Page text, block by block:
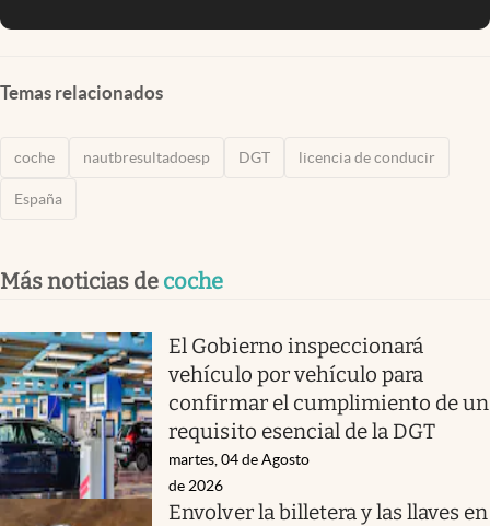
Temas relacionados
coche nautbresultadoesp DGT licencia de conducir
España
Más noticias de coche
El Gobierno inspeccionará
vehículo por vehículo para
confirmar el cumplimiento de un
requisito esencial de la DGT
martes, 04 de Agosto
de 2026
Envolver la billetera y las llaves en